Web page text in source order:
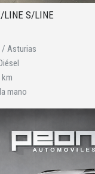
Iniciar sesión
LINE S/LINE
/ Asturias
km
mano